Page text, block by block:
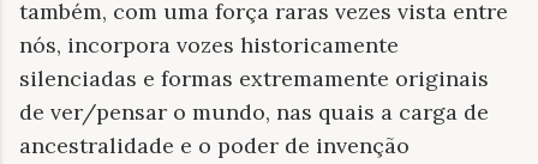
também, com uma força raras vezes vista entre
nós, incorpora vozes historicamente
silenciadas e formas extremamente originais
de ver/pensar o mundo, nas quais a carga de
ancestralidade e o poder de invenção